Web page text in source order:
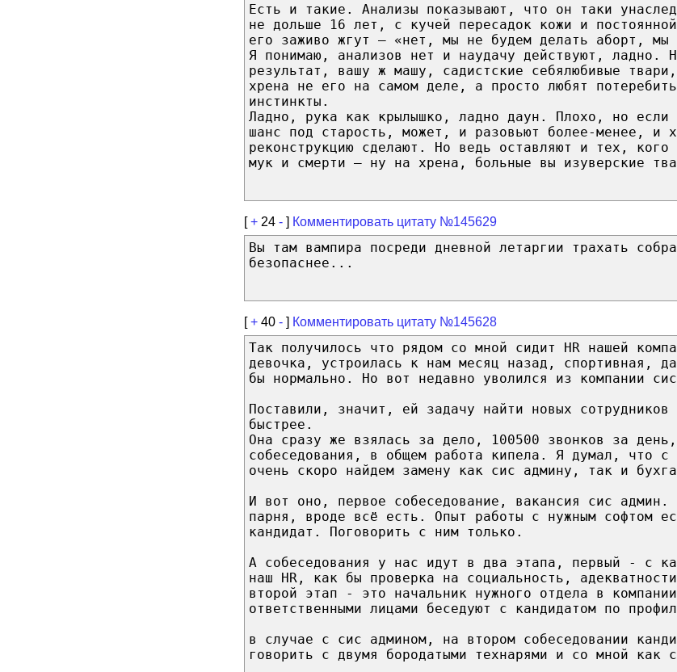
Есть и такие. Анализы показывают, что он таки
не дольше 16 лет, с кучей пересадок кожи и
его заживо жгут — «нет, мы не будем делать аборт, мы
Я понимаю, анализов нет и наудачу действуют, ладно.
результат, вашу ж машу, садистские себялюбивые
хрена не его на самом деле, а просто любят
инстинкты.
Ладно, рука как крылышко, ладно даун. Плохо, но если
шанс под старость, может, и разовьют более-менее, и
реконструкцию сделают. Но ведь оставляют и тех, кого
мук и смерти — ну на хрена, больные вы изуверские
[+ 24 - ] Комментировать цитату №145629
Вы там вампира посреди дневной летаргии трахать
безопаснее...
[+ 40 - ] Комментировать цитату №145628
Так получилось что рядом со мной сидит HR нашей
девочка, устроилась к нам месяц назад, спортивная,
бы нормально. Но вот недавно уволился из компании
Поставили, значит, ей задачу найти новых
быстрее.
Она сразу же взялась за дело, 100500 звонков за
собеседования, в общем работа кипела. Я думал, что с
очень скоро найдем замену как сис админу, так и
И вот оно, первое собеседование, вакансия сис админ.
парня, вроде всё есть. Опыт работы с нужным софтом
кандидат. Поговорить с ним только.
А собеседования у нас идут в два этапа, первый - с
наш HR, как бы проверка на социальность,
второй этап - это начальник нужного отдела в
ответственными лицами беседуют с кандидатом по
в случае с сис админом, на втором собеседовании
говорить с двумя бородатыми технарями и со мной как с